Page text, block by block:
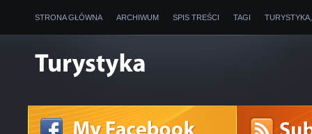
STRONA GŁÓWNA ARCHIWUM SPIS TREŚCI TAGI